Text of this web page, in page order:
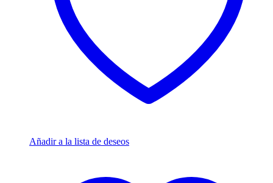
Añadir a la lista de deseos